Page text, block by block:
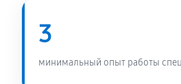
Q Lite
3
минимальный опыт работы